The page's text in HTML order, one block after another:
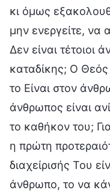
κι όμως
μην ενεργείτε, να
Δεν είναι τέτοιοι
καταδίκης; Ο
το Είναι στον
άνθρωπος είναι
το καθήκον του;
η πρώτη
διαχείρισής Του
άνθρωπο, το να